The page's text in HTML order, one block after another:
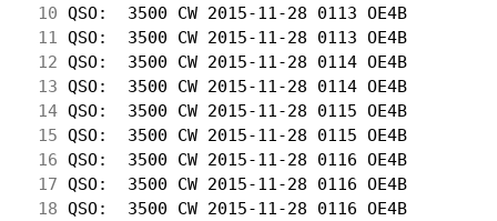
10 QSO:  3500 CW 2015-11-28 0113 OE4B
11
QSO:  3500 CW 2015-11-28 0113 OE4B
12 QSO:  3500 CW 2015-11-28 0114 OE4B
13 QSO:  3500 CW 2015-11-28 0114 OE4B
14 QSO:  3500 CW 2015-11-28 0115 OE4B
15 QSO:  3500 CW 2015-11-28 0115 OE4B
16 QSO:  3500 CW 2015-11-28 0116 OE4B
17 QSO:  3500 CW 2015-11-28 0116 OE4B
18 QSO:  3500 CW 2015-11-28 0116 OE4B